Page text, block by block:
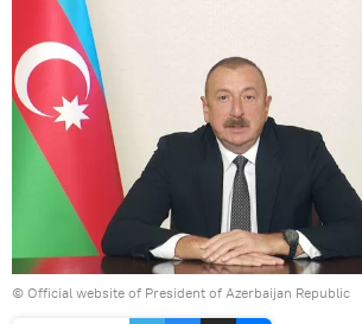
© Official website of President of Azerbaijan Republic